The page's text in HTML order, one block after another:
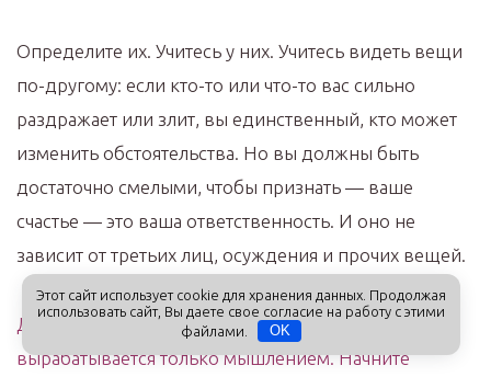
Определите их. Учитесь у них. Учитесь видеть вещи
по-другому: если кто-то или что-то вас сильно
раздражает или злит, вы единственный, кто может
изменить обстоятельства. Но вы должны быть
достаточно смелыми, чтобы признать — ваше
счастье — это ваша ответственность. И оно не
зависит от третьих лиц, осуждения и прочих вещей.
Доверие к себе и к жизненным поворотам
вырабатывается только мышлением. Начните
Этот сайт использует cookie для хранения данных. Продолжая
использовать сайт, Вы даете свое согласие на работу с этими
файлами.
OK